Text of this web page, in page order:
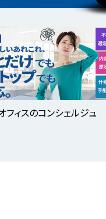
ィスのコンシェルジュ